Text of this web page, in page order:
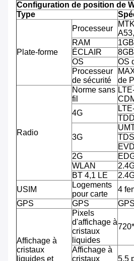
Configuration de position de
Type
Plate-forme
Processeur
RAM
ÉCLAIR
OS
OS
Processeur
de sécurité
de
Radio
Norme sans
fil
4G
3G
2G
WLAN
BT 4,1 LE
USIM
Logements
pour carte
4
GPS
GPS
Affichage à
cristaux
liquides et
Pixels
d'affichage à
cristaux
liquides
Affichage à
cristaux
5,5